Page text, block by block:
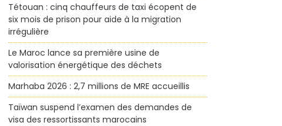
Tétouan : cinq chauffeurs de taxi écopent de
six mois de prison pour aide à la migration
irrégulière
Le Maroc lance sa première usine de
valorisation énergétique des déchets
Marhaba 2026 : 2,7 millions de MRE accueillis
Taïwan suspend l’examen des demandes de
visa des ressortissants marocains